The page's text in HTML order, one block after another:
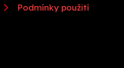
Podmínky použití